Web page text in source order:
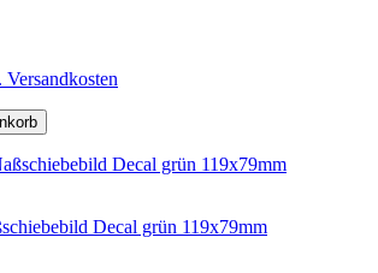
Versandkosten
Decal grün 119x79mm